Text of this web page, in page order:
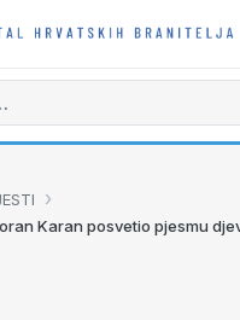
›
Karan posvetio pjesmu